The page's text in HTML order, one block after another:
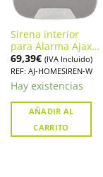
Sirena interior
para Alarma Ajax
HomeSiren
69,39€ (IVA Incluido)
REF: AJ-HOMESIREN-W
Hay existencias
AÑADIR AL
CARRITO